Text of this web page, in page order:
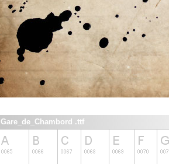
Gare_de_Chambord .ttf